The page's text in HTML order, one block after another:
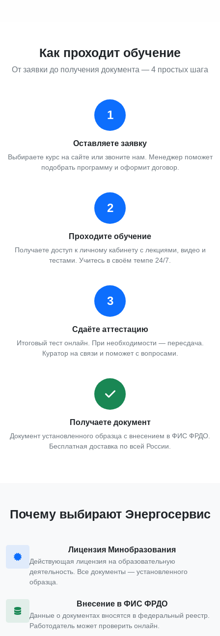
Как проходит обучение
От заявки до получения документа — 4 простых шага
1
Оставляете заявку
Выбираете курс на сайте или звоните нам. Менеджер поможет
подобрать программу и оформит договор.
2
Проходите обучение
Получаете доступ к личному кабинету с лекциями, видео и
тестами. Учитесь в своём темпе 24/7.
3
Сдаёте аттестацию
Итоговый тест онлайн. При необходимости — пересдача.
Куратор на связи и поможет с вопросами.
Получаете документ
Документ установленного образца с внесением в ФИС ФРДО.
Бесплатная доставка по всей России.
Почему выбирают Энергосервис
Лицензия Минобразования
Действующая лицензия на образовательную
деятельность. Все документы — установленного
образца.
Внесение в ФИС ФРДО
Данные о документах вносятся в федеральный реестр.
Работодатель может проверить онлайн.